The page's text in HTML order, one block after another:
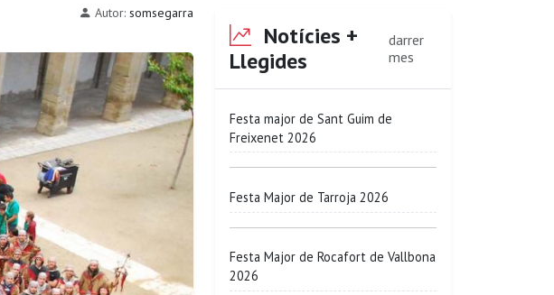
Autor: somsegarra
Notícies +
Llegides
darrer
mes
Festa major de Sant Guim de
Freixenet 2026
Festa Major de Tarroja 2026
Festa Major de Rocafort de Vallbona
2026